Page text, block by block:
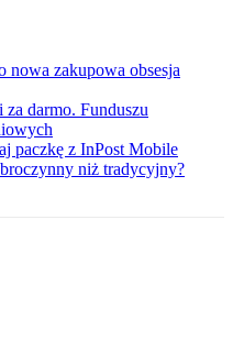
nowa zakupowa obsesja
darmo. Funduszu
paczkę z InPost Mobile
niż tradycyjny?